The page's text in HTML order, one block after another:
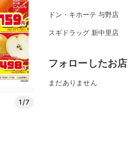
1/7
ドン・キホーテ 与野店
スギドラッグ 新中里店
フォローしたお店
まだありません